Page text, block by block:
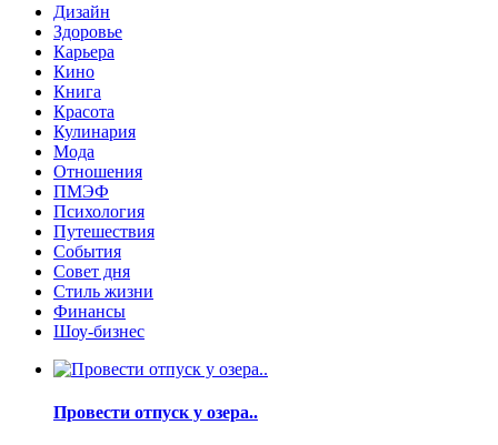
Дизайн
Здоровье
Карьера
Кино
Книга
Красота
Кулинария
Мода
Отношения
ПМЭФ
Психология
Путешествия
События
Совет дня
Стиль жизни
Финансы
Шоу-бизнес
Провести отпуск у озера..